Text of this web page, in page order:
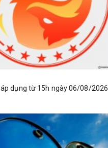
áp dụng từ 15h ngày 06/08/2026